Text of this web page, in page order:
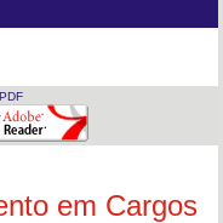
em Cargos